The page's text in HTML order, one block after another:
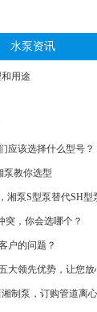
水泵资讯
用途
应该选择什么型号？
泵教你选型
湘泵S型泵替代SH型
突，你会选哪个？
户的问题？
大领先优势，让您放
制泵，订购管道离